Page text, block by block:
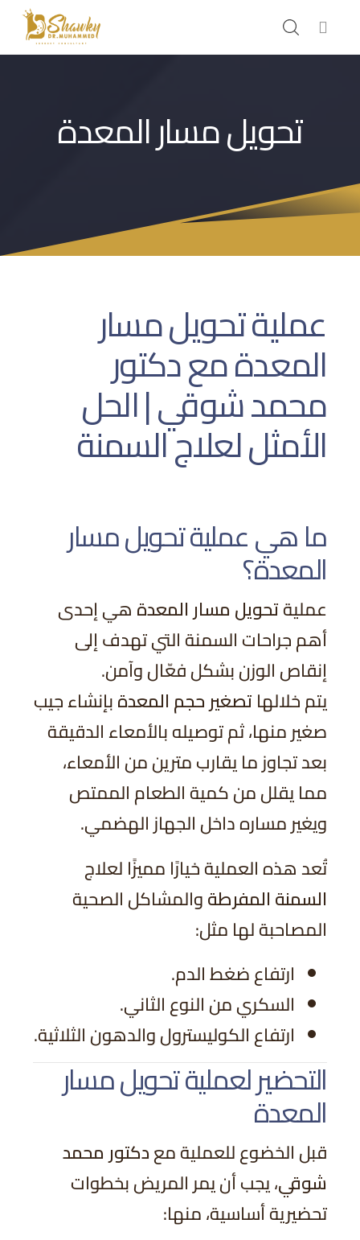
تحويل مسار المعدة
عملية تحويل مسار
المعدة مع دكتور
محمد شوقي | الحل
الأمثل لعلاج السمنة
ما هي عملية تحويل مسار
المعدة؟
عمليةتحويل مسار المعدةهي إحدى
أهم جراحات السمنة التي تهدف إلى
إنقاص الوزن بشكل فعّال وآمن.
يتم خلالهاتصغير حجم المعدةبإنشاء جيب
صغير منها، ثم توصيله بالأمعاء الدقيقة
بعد تجاوز ما يقارب مترين من الأمعاء،
مما يقلل من كمية الطعام الممتص
ويغير مساره داخل الجهاز الهضمي.
تُعد هذه العملية خيارًا مميزًا لعلاج
السمنة المفرطةوالمشاكل الصحية
المصاحبة لها مثل:
ارتفاع ضغط الدم.
السكري من النوع الثاني.
ارتفاع الكوليسترول والدهون الثلاثية.
التحضير لعملية تحويل مسار
المعدة
قبل الخضوع للعملية معدكتور محمد
شوقي، يجب أن يمر المريض بخطوات
تحضيرية أساسية، منها: